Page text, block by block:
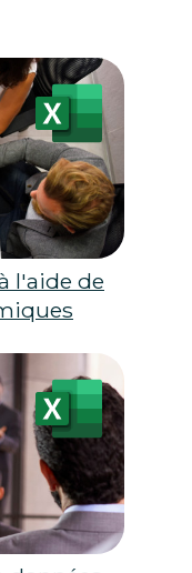
l'aide de